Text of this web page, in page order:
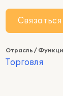
Связаться
Отрасль /
Торговля